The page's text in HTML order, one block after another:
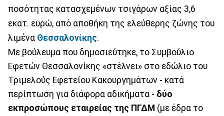
ποσότητας κατασχεμένων τσιγάρων αξίας 3,6
εκατ. ευρώ, από αποθήκη της ελεύθερης ζώνης του
λιμένα Θεσσαλονίκης.
Με βούλευμα που δημοσιεύτηκε, το Συμβούλιο
Εφετών Θεσσαλονίκης «στέλνει» στο εδώλιο του
Τριμελούς Εφετείου Κακουργημάτων - κατά
περίπτωση για διάφορα αδικήματα - δύο
εκπροσώπους εταιρείας της ΠΓΔΜ (με έδρα το